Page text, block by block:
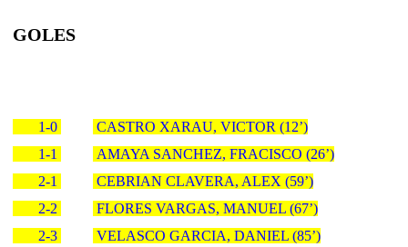
GOLES
1-0
CASTRO XARAU, VICTOR (12’)
1-1
AMAYA SANCHEZ, FRACISCO (26’)
2-1
CEBRIAN CLAVERA, ALEX (59’)
2-2
FLORES VARGAS, MANUEL (67’)
2-3
VELASCO GARCIA, DANIEL (85’)